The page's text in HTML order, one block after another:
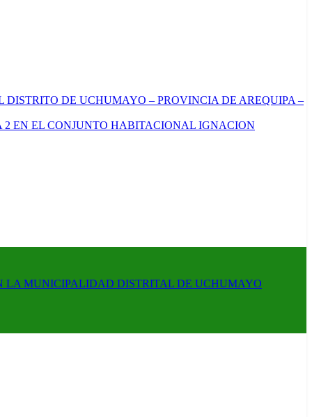
DISTRITO DE UCHUMAYO – PROVINCIA DE AREQUIPA –
EN EL CONJUNTO HABITACIONAL IGNACION
LA MUNICIPALIDAD DISTRITAL DE UCHUMAYO